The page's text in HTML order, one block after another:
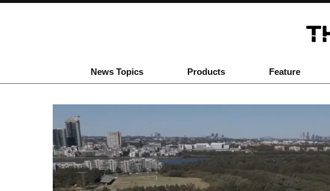
News Topics Products Feature